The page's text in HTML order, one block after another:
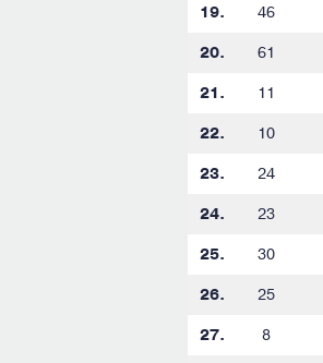
19.
46
20.
61
21.
11
22.
10
23.
24
24.
23
25.
30
26.
25
27.
8